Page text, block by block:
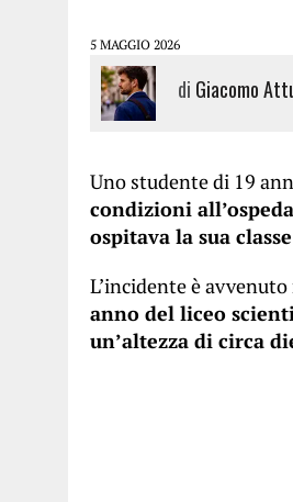
5 MAGGIO 2026
di Giacomo
Uno studente di 19
condizioni
ospitava la sua
L’incidente è
anno del liceo
un’altezza di circa